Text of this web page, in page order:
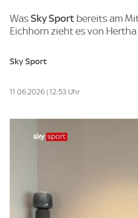
Was Sky Sport bereits am
Eichhorn zieht es von
Sky Sport
11.06.2026 | 12:53 Uhr